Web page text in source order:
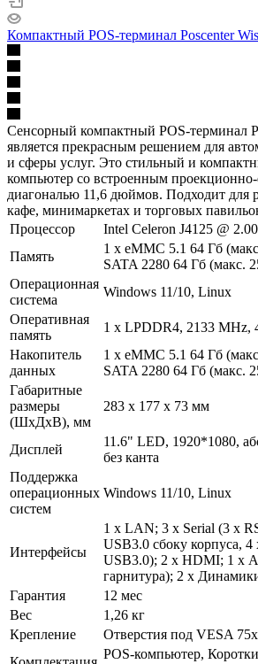
Компактный POS-терминал Poscenter
Сенсорный компактный POS-терминал
является прекрасным решением для
и сферы услуг. Это стильный и
компьютер со встроенным
диагональю 11,6 дюймов. Подходит для
кафе, минимаркетах и торговых
Процессор
Intel Celeron J4125 @
Память
1 х eMMC 5.1 64 Гб
SATA 2280 64 Гб (макс.
Операционная
система
Windows 11/10, Linux
Оперативная
память
1 х LPDDR4, 2133 MHz,
Накопитель
данных
1 х eMMC 5.1 64 Гб
SATA 2280 64 Гб (макс.
Габаритные
размеры
(ШхДхВ), мм
283 х 177 х 73 мм
Дисплей
11.6" LED, 1920*1080,
без канта
Поддержка
операционных
систем
Windows 11/10, Linux
Интерфейсы
1 х LAN; 3 х Serial (3 х
USB3.0 сбоку корпуса,
USB3.0); 2 х HDMI; 1 х
гарнитура); 2 х
Гарантия
12 мес
Вес
1,26 кг
Крепление
Отверстия под VESA
POS-компьютер,